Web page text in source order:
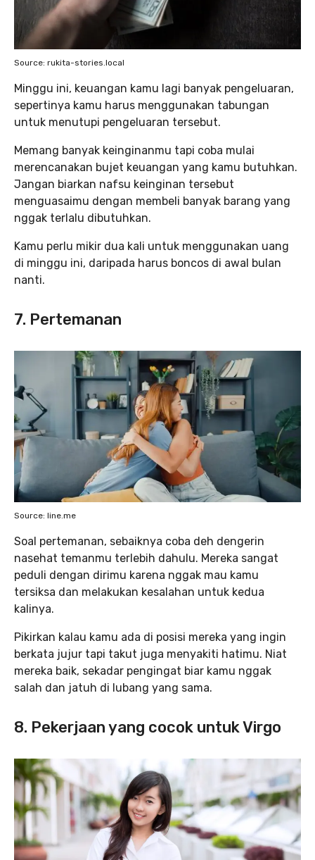
Source: rukita-stories.local
Minggu ini, keuangan kamu lagi banyak pengeluaran,
sepertinya kamu harus menggunakan tabungan
untuk menutupi pengeluaran tersebut.
Memang banyak keinginanmu tapi coba mulai
merencanakan bujet keuangan yang kamu butuhkan.
Jangan biarkan nafsu keinginan tersebut
menguasaimu dengan membeli banyak barang yang
nggak terlalu dibutuhkan.
Kamu perlu mikir dua kali untuk menggunakan uang
di minggu ini, daripada harus boncos di awal bulan
nanti.
7. Pertemanan
Source: line.me
Soal pertemanan, sebaiknya coba deh dengerin
nasehat temanmu terlebih dahulu. Mereka sangat
peduli dengan dirimu karena nggak mau kamu
tersiksa dan melakukan kesalahan untuk kedua
kalinya.
Pikirkan kalau kamu ada di posisi mereka yang ingin
berkata jujur tapi takut juga menyakiti hatimu. Niat
mereka baik, sekadar pengingat biar kamu nggak
salah dan jatuh di lubang yang sama.
8. Pekerjaan yang cocok untuk Virgo